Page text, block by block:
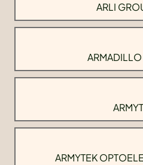
ARLI
ARMYTEK